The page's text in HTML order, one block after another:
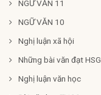
NGỮ VĂN 11
NGỮ VĂN 10
Nghị luận xã hội
Những bài văn đạt HSG
Nghị luận văn học